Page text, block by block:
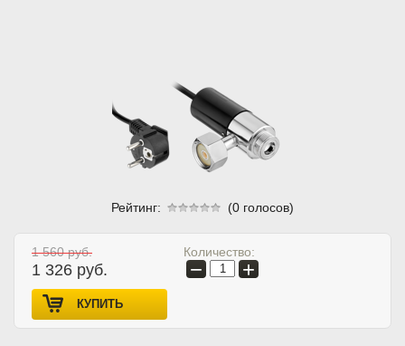
Рейтинг: (0 голосов)
1 560руб.
1 326 руб.
Количество:
− +
КУПИТЬ